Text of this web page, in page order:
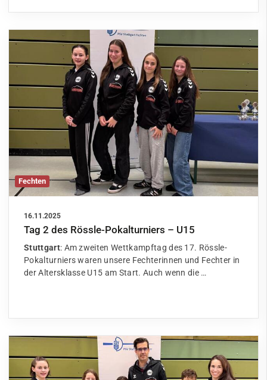
Fechten
16.11.2025
Tag 2 des Rössle-Pokalturniers – U15
Stuttgart: Am zweiten Wettkampftag des 17. Rössle-
Pokalturniers waren unsere Fechterinnen und Fechter in
der Altersklasse U15 am Start. Auch wenn die …